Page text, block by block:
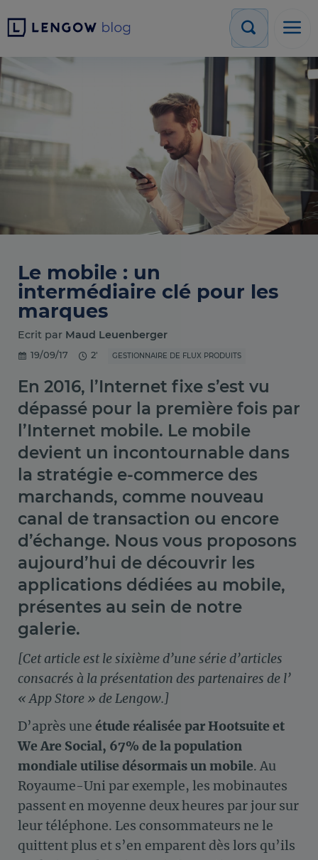
Le mobile : un
intermédiaire clé pour les
marques
Ecrit par Maud Leuenberger
19/09/17 2' GESTIONNAIRE DE FLUX PRODUITS
En 2016, l’Internet fixe s’est vu
dépassé pour la première fois par
l’Internet mobile. Le mobile
devient un incontournable dans
la stratégie e-commerce des
marchands, comme nouveau
canal de transaction ou encore
d’échange. Nous vous proposons
aujourd’hui de découvrir les
applications dédiées au mobile,
présentes au sein de notre
galerie.
[Cet article est le sixième d’une série d’articles
consacrés à la présentation des partenaires de l’
« App Store » de Lengow.]
D’après une étude réalisée par Hootsuite et
We Are Social, 67% de la population
mondiale utilise désormais un mobile. Au
Royaume-Uni par exemple, les mobinautes
passent en moyenne deux heures par jour sur
leur téléphone. Les consommateurs ne le
quittent plus et s’en emparent dès lors qu’ils